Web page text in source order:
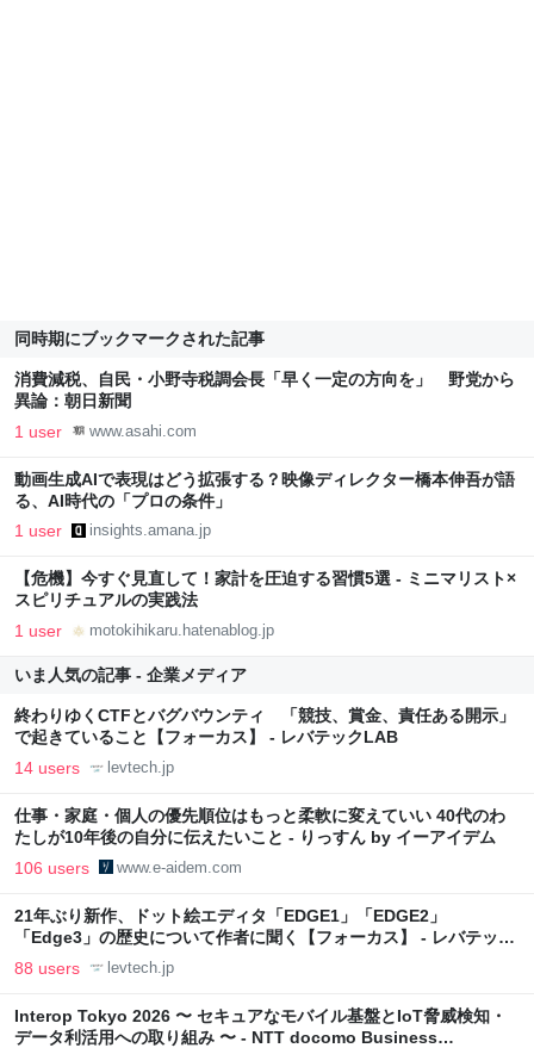
同時期にブックマークされた記事
消費減税、自民・小野寺税調会長「早く一定の方向を」 野党から
異論：朝日新聞
1 user www.asahi.com
動画生成AIで表現はどう拡張する？映像ディレクター橋本伸吾が語
る、AI時代の「プロの条件」
1 user insights.amana.jp
【危機】今すぐ見直して！家計を圧迫する習慣5選 - ミニマリスト×
スピリチュアルの実践法
1 user motokihikaru.hatenablog.jp
いま人気の記事 - 企業メディア
終わりゆくCTFとバグバウンティ 「競技、賞金、責任ある開示」
で起きていること【フォーカス】 - レバテックLAB
14 users levtech.jp
仕事・家庭・個人の優先順位はもっと柔軟に変えていい 40代のわ
たしが10年後の自分に伝えたいこと - りっすん by イーアイデム
106 users www.e-aidem.com
21年ぶり新作、ドット絵エディタ「EDGE1」「EDGE2」
「Edge3」の歴史について作者に聞く【フォーカス】 - レバテック
LAB
88 users levtech.jp
Interop Tokyo 2026 〜 セキュアなモバイル基盤とIoT脅威検知・
データ利活用への取り組み 〜 - NTT docomo Business